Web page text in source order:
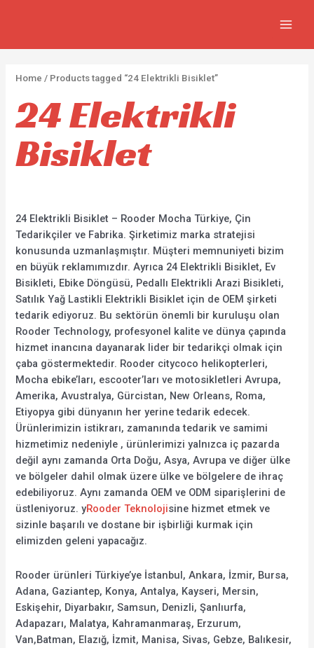
r
u
c
t
0
o
d
r
u
c
t
r
u
c
t
Home / Products tagged “24 Elektrikli Bisiklet”
24 Elektrikli
Bisiklet
24 Elektrikli Bisiklet – Rooder Mocha Türkiye, Çin
Tedarikçiler ve Fabrika. Şirketimiz marka stratejisi
konusunda uzmanlaşmıştır. Müşteri memnuniyeti bizim
en büyük reklamımızdır. Ayrıca 24 Elektrikli Bisiklet, Ev
Bisikleti, Ebike Döngüsü, Pedallı Elektrikli Arazi Bisikleti,
Satılık Yağ Lastikli Elektrikli Bisiklet için de OEM şirketi
tedarik ediyoruz. Bu sektörün önemli bir kuruluşu olan
Rooder Technology, profesyonel kalite ve dünya çapında
hizmet inancına dayanarak lider bir tedarikçi olmak için
çaba göstermektedir. Rooder citycoco helikopterleri,
Mocha ebike’ları, escooter’ları ve motosikletleri Avrupa,
Amerika, Avustralya, Gürcistan, New Orleans, Roma,
Etiyopya gibi dünyanın her yerine tedarik edecek.
Ürünlerimizin istikrarı, zamanında tedarik ve samimi
hizmetimiz nedeniyle , ürünlerimizi yalnızca iç pazarda
değil aynı zamanda Orta Doğu, Asya, Avrupa ve diğer ülke
ve bölgeler dahil olmak üzere ülke ve bölgelere de ihraç
edebiliyoruz. Aynı zamanda OEM ve ODM siparişlerini de
üstleniyoruz. yRooder Teknolojisine hizmet etmek ve
sizinle başarılı ve dostane bir işbirliği kurmak için
elimizden geleni yapacağız.
Rooder ürünleri Türkiye’ye İstanbul, Ankara, İzmir, Bursa,
Adana, Gaziantep, Konya, Antalya, Kayseri, Mersin,
Eskişehir, Diyarbakır, Samsun, Denizli, Şanlıurfa,
Adapazarı, Malatya, Kahramanmaraş, Erzurum,
Van,Batman, Elazığ, İzmit, Manisa, Sivas, Gebze, Balıkesir,